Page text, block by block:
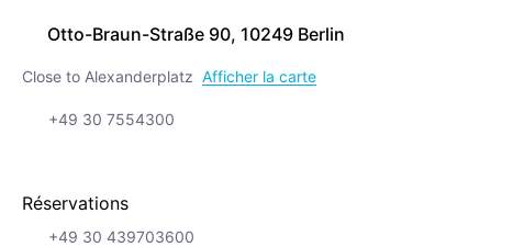
Otto-Braun-Straße 90, 10249 Berlin
Close to Alexanderplatz Afficher la carte
+49 30 7554300
Réservations
+49 30 439703600